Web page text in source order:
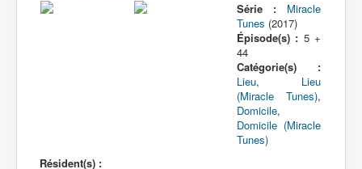
Série :
Miracle
Tunes (2017)
Épisode(s) : 5 +
44
Catégorie(s) :
Lieu, Lieu
(Miracle Tunes),
Domicile,
Domicile (Miracle
Tunes)
Résident(s) :